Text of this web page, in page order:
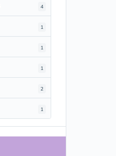
4
1
1
1
2
1